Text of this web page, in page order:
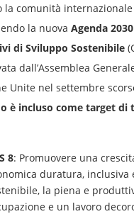
la comunità internazionale
la nuova Agenda 2030
di Sviluppo Sostenibile
dall’Assemblea
Unite nel settembre
è incluso come target di
8: Promuovere una
duratura, inclusiva
la piena e
e un lavoro